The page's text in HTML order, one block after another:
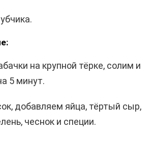
на крупной тёрке, солим и
5 минут.
добавляем яйца, тёртый сыр,
чеснок и специи.